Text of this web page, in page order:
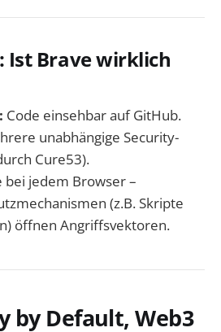
Ist Brave wirklich
Code einsehbar auf GitHub.
unabhängige Security-
Cure53).
bei jedem Browser –
(z.B. Skripte
öffnen Angriffsvektoren.
by Default, Web3